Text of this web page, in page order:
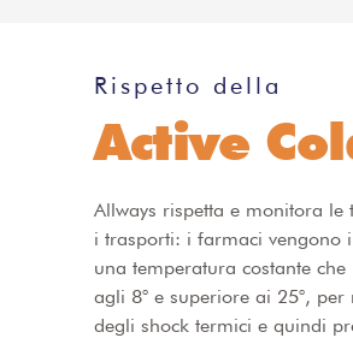
Rispetto della
Active
Allways rispetta e monitora le
i trasporti: i farmaci vengono
una temperatura costante
agli 8° e superiore ai 25°, per
degli shock termici e quindi